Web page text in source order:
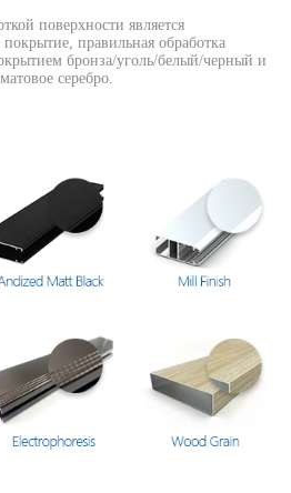
поверхности является
правильная обработка
бронза/уголь/белый/черный и
серебро.